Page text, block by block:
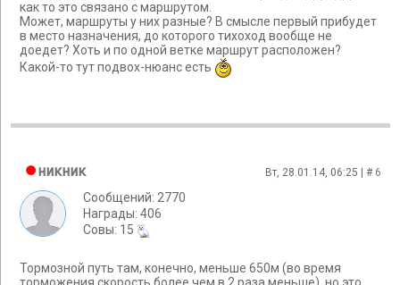
как то это связано с маршрутом.
Может, маршруты у них разные? В смысле первый прибудет
в место назначения, до которого тихоход вообще не
доедет? Хоть и по одной ветке маршрут расположен?
Какой-то тут подвох-нюанс есть
никник Вт, 28.01.14, 06:25 | # 6
Сообщений: 2770
Награды: 406
Cовы: 15
Тормозной путь там, конечно, меньше 650м (во время